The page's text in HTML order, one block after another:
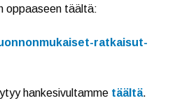
oppaaseen täältä:
ratkaisut-
hankesivultamme täältä.